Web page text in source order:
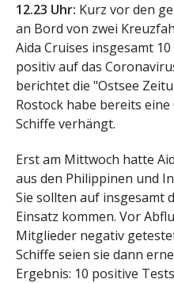
12.23 Uhr: Kurz vor den
an Bord von zwei
Aida Cruises insgesamt
positiv auf das
berichtet die "Ostsee
Rostock habe bereits
Schiffe verhängt.
Erst am Mittwoch hatte
aus den Philippinen und
Sie sollten auf insgesamt
Einsatz kommen. Vor
Mitglieder negativ
Schiffe seien sie dann
Ergebnis: 10 positive